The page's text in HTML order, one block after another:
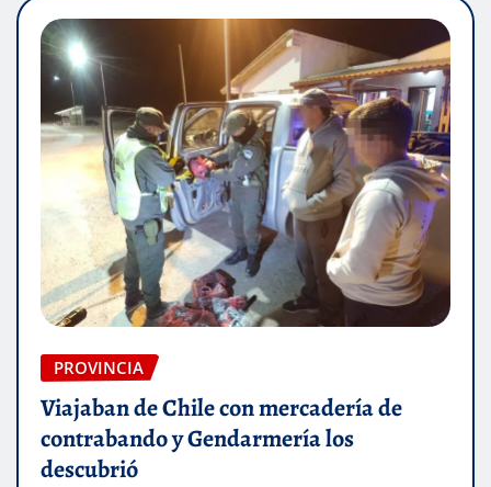
PROVINCIA
Viajaban de Chile con mercadería de
contrabando y Gendarmería los
descubrió